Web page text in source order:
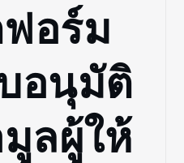
อร์ม
อนุมัติ
ลผู้ให้